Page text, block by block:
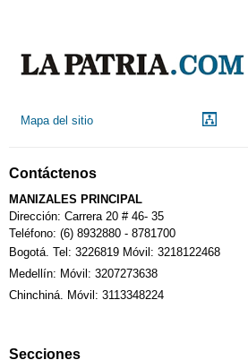
Mapa del sitio
Contáctenos
MANIZALES PRINCIPAL
Dirección: Carrera 20 # 46- 35
Teléfono: (6) 8932880 - 8781700
Bogotá. Tel: 3226819 Móvil: 3218122468
Medellín: Móvil: 3207273638
Chinchiná. Móvil: 3113348224
Secciones